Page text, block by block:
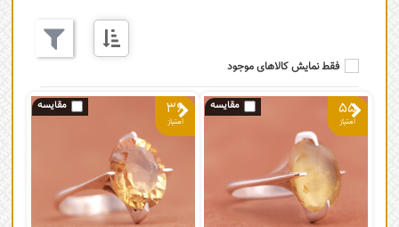
فقط نمایش کالاهای موجود
55
36